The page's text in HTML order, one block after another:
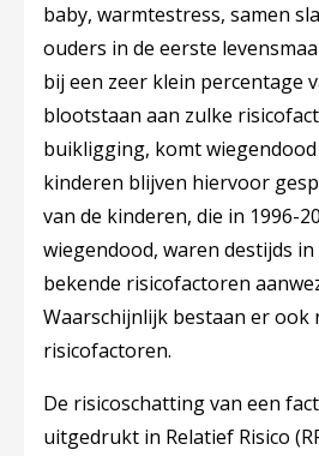
baby, warmtestress, samen
ouders in de eerste
bij een zeer klein percentage
blootstaan aan zulke
buikligging, komt
kinderen blijven hiervoor
van de kinderen, die in 1996-
wiegendood, waren destijds
bekende risicofactoren
Waarschijnlijk bestaan er ook
risicofactoren.
De risicoschatting van een
uitgedrukt in Relatief Risico